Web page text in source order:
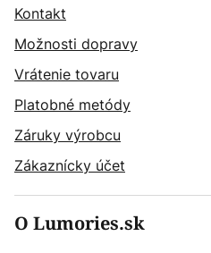
Kontakt
Možnosti dopravy
Vrátenie tovaru
Platobné metódy
Záruky výrobcu
Zákaznícky účet
O Lumories.sk